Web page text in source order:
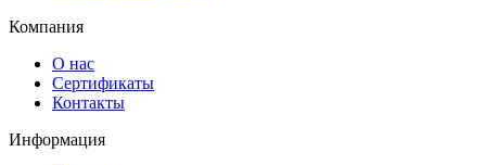
Компания
О нас
Сертификаты
Контакты
Информация